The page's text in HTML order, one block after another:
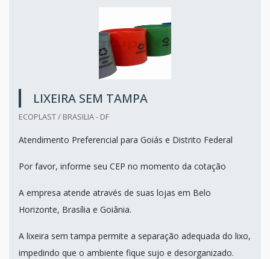
LIXEIRA SEM TAMPA
ECOPLAST / BRASILIA - DF
Atendimento Preferencial para Goiás e Distrito Federal
Por favor, informe seu CEP no momento da cotação
A empresa atende através de suas lojas em Belo
Horizonte, Brasília e Goiânia.
A lixeira sem tampa permite a separação adequada do lixo,
impedindo que o ambiente fique sujo e desorganizado.